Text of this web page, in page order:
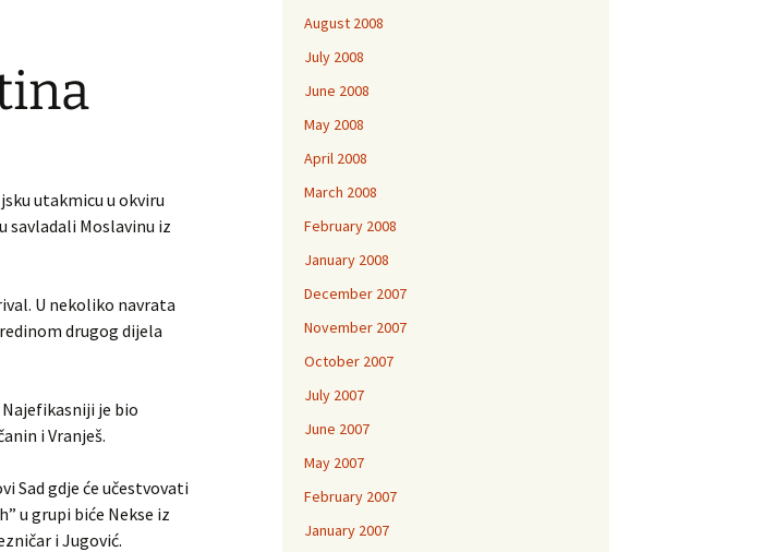
utakmicu u okviru
savladali Moslavinu iz
U nekoliko navrata
drugog dijela
je bio
i Vranješ.
Sad gdje će učestvovati
u grupi biće Nekse iz
i Јugović.
August 2008
July 2008
June 2008
May 2008
April 2008
March 2008
February 2008
January 2008
December 2007
November 2007
October 2007
July 2007
June 2007
May 2007
February 2007
January 2007